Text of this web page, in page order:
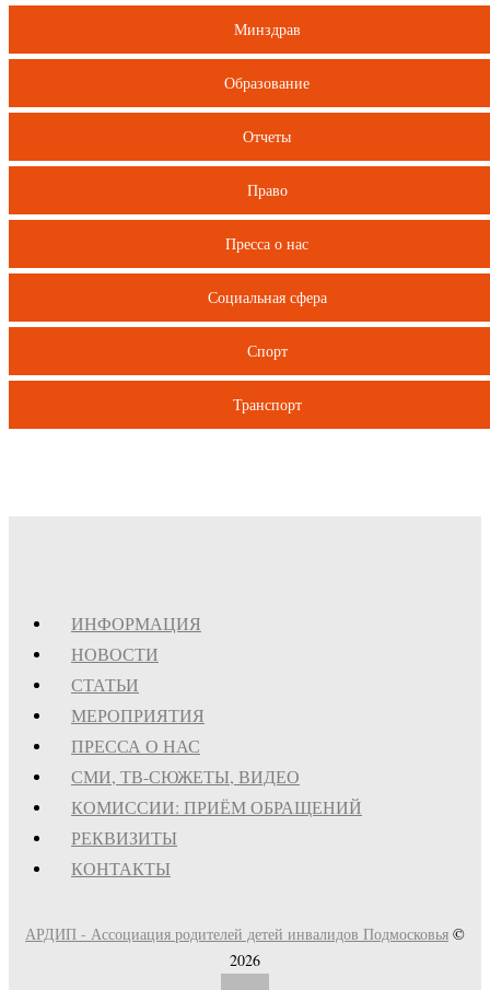
Минздрав
Образование
Отчеты
Право
Пресса о нас
Социальная сфера
Спорт
Транспорт
ИНФОРМАЦИЯ
НОВОСТИ
СТАТЬИ
МЕРОПРИЯТИЯ
ПРЕССА О НАС
СМИ, ТВ-СЮЖЕТЫ, ВИДЕО
КОМИССИИ: ПРИЁМ ОБРАЩЕНИЙ
РЕКВИЗИТЫ
КОНТАКТЫ
АРДИП - Ассоциация родителей детей инвалидов Подмосковья ©
2026